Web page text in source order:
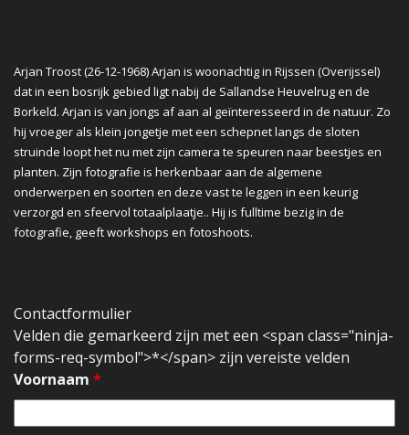
Arjan Troost (26-12-1968) Arjan is woonachtig in Rijssen (Overijssel)
dat in een bosrijk gebied ligt nabij de Sallandse Heuvelrug en de
Borkeld. Arjan is van jongs af aan al geïnteresseerd in de natuur. Zo
hij vroeger als klein jongetje met een schepnet langs de sloten
struinde loopt het nu met zijn camera te speuren naar beestjes en
planten. Zijn fotografie is herkenbaar aan de algemene
onderwerpen en soorten en deze vast te leggen in een keurig
verzorgd en sfeervol totaalplaatje.. Hij is fulltime bezig in de
fotografie, geeft workshops en fotoshoots.
Contactformulier
Velden die gemarkeerd zijn met een <span class="ninja-
forms-req-symbol">*</span> zijn vereiste velden
Voornaam *